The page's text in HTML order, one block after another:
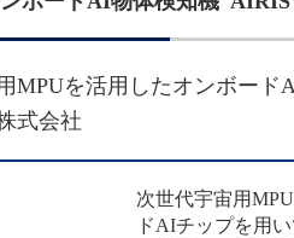
MPUを活用したオンボー
式会社
次世代宇宙用
ドAIチップを用